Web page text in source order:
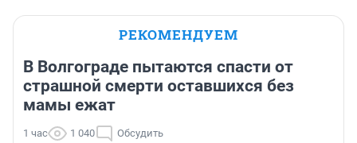
РЕКОМЕНДУЕМ
В Волгограде пытаются спасти от
страшной смерти оставшихся без
мамы ежат
1 час 1 040 Обсудить